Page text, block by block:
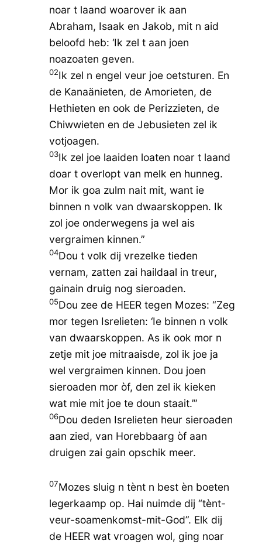
noar t laand woarover ik aan
Abraham, Isaak en Jakob, mit n aid
beloofd heb: ‘Ik zel t aan joen
noazoaten geven.
02Ik zel n engel veur joe oetsturen. En
de Kanaänieten, de Amorieten, de
Hethieten en ook de Perizzieten, de
Chiwwieten en de Jebusieten zel ik
votjoagen.
03Ik zel joe laaiden loaten noar t laand
doar t overlopt van melk en hunneg.
Mor ik goa zulm nait mit, want ie
binnen n volk van dwaarskoppen. Ik
zol joe onderwegens ja wel ais
vergraimen kinnen.”
04Dou t volk dij vrezelke tieden
vernam, zatten zai haildaal in treur,
gainain druig nog sieroaden.
05Dou zee de HEER tegen Mozes: “Zeg
mor tegen Isrelieten: ‘Ie binnen n volk
van dwaarskoppen. As ik ook mor n
zetje mit joe mitraaisde, zol ik joe ja
wel vergraimen kinnen. Dou joen
sieroaden mor òf, den zel ik kieken
wat mie mit joe te doun staait.’”
06Dou deden Isrelieten heur sieroaden
aan zied, van Horebbaarg òf aan
druigen zai gain opschik meer.
07Mozes sluig n tènt n best èn boeten
legerkaamp op. Hai nuimde dij “tènt-
veur-soamenkomst-mit-God”. Elk dij
de HEER wat vroagen wol, ging noar